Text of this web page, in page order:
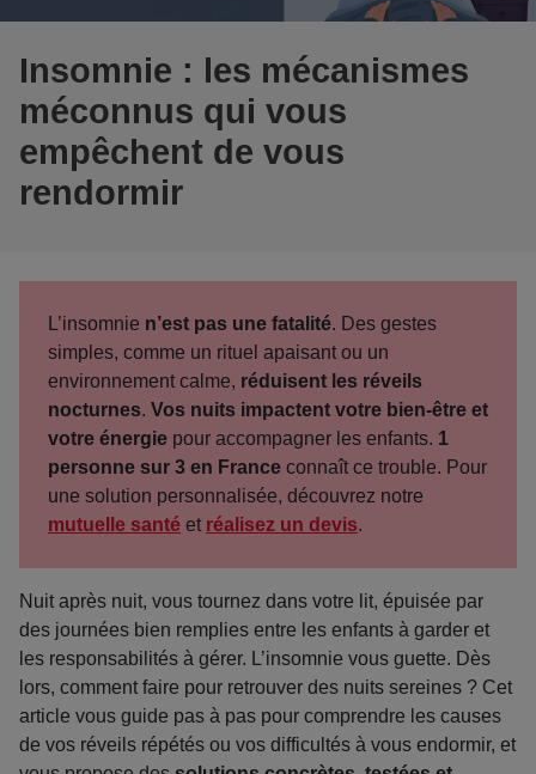
Insomnie : les mécanismes
méconnus qui vous
empêchent de vous
rendormir
L’insomnie n’est pas une fatalité. Des gestes
simples, comme un rituel apaisant ou un
environnement calme, réduisent les réveils
nocturnes. Vos nuits impactent votre bien-être et
votre énergie pour accompagner les enfants. 1
personne sur 3 en France connaît ce trouble. Pour
une solution personnalisée, découvrez notre
mutuelle santé et réalisez un devis.
Nuit après nuit, vous tournez dans votre lit, épuisée par
des journées bien remplies entre les enfants à garder et
les responsabilités à gérer. L’insomnie vous guette. Dès
lors, comment faire pour retrouver des nuits sereines ? Cet
article vous guide pas à pas pour comprendre les causes
de vos réveils répétés ou vos difficultés à vous endormir, et